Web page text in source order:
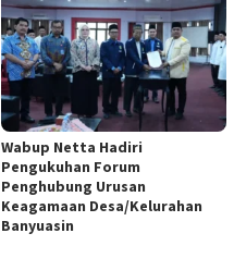
Wabup Netta Hadiri
Pengukuhan Forum
Penghubung Urusan
Keagamaan Desa/Kelurahan
Banyuasin